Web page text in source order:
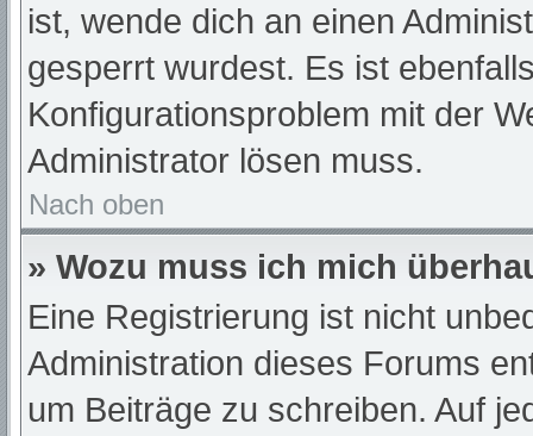
ist, wende dich an einen
gesperrt wurdest. Es ist
Konfigurationsproblem mit der
Administrator lösen muss.
Nach oben
» Wozu muss ich mich
Eine Registrierung ist nicht
Administration dieses Forums
um Beiträge zu schreiben. Auf